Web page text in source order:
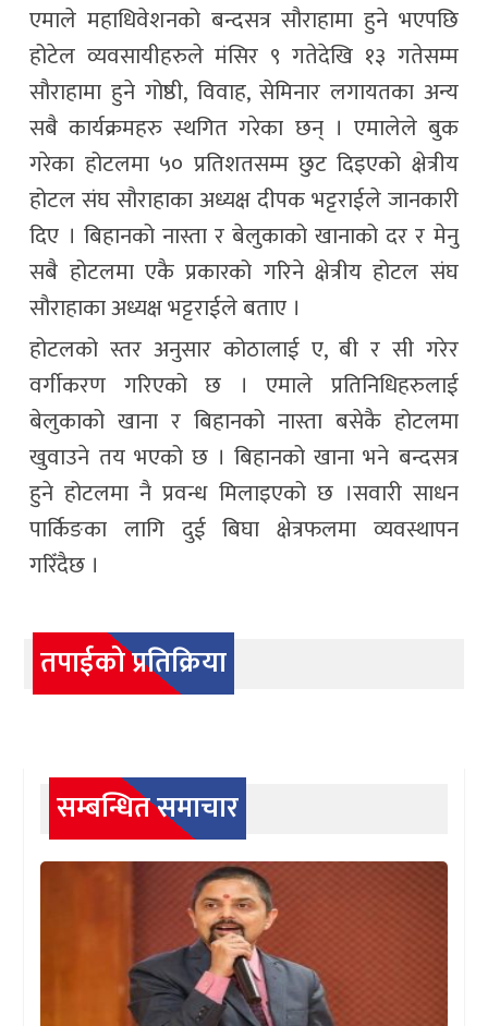
एमाले महाधिवेशनको बन्दसत्र सौराहामा हुने भएपछि
होटेल व्यवसायीहरुले मंसिर ९ गतेदेखि १३ गतेसम्म
सौराहामा हुने गोष्ठी, विवाह, सेमिनार लगायतका अन्य
सबै कार्यक्रमहरु स्थगित गरेका छन् । एमालेले बुक
गरेका होटलमा ५० प्रतिशतसम्म छुट दिइएको क्षेत्रीय
होटल संघ सौराहाका अध्यक्ष दीपक भट्टराईले जानकारी
दिए । बिहानको नास्ता र बेलुकाको खानाको दर र मेनु
सबै होटलमा एकै प्रकारको गरिने क्षेत्रीय होटल संघ
सौराहाका अध्यक्ष भट्टराईले बताए ।
होटलको स्तर अनुसार कोठालाई ए, बी र सी गरेर
वर्गीकरण गरिएको छ । एमाले प्रतिनिधिहरुलाई
बेलुकाको खाना र बिहानको नास्ता बसेकै होटलमा
खुवाउने तय भएको छ । बिहानको खाना भने बन्दसत्र
हुने होटलमा नै प्रवन्ध मिलाइएको छ ।सवारी साधन
पार्किङका लागि दुई बिघा क्षेत्रफलमा व्यवस्थापन
गरिँदैछ ।
तपाईको प्रतिक्रिया
सम्बन्धित समाचार